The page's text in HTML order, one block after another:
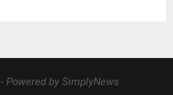
- Powered by SimplyNews